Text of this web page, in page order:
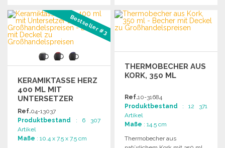
BESTELLEN
Angebot anfordern
BESTELLEN
Angebot anfordern
Bestseller #3
KERAMIKTASSE HERZ
400 ML MIT
UNTERSETZER
Ref.04-13037
Produktbestand : 6 307
Artikel
Maße : 10.4 x 7.5 x 7.5 cm
THERMOBECHER AUS
KORK, 350 ML
Ref.10-31684
Produktbestand : 12 371
Artikel
Maße : 14.5 cm
Thermobecher aus